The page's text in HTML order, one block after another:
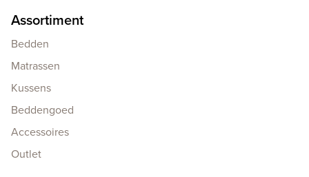
Assortiment
Bedden
Matrassen
Kussens
Beddengoed
Accessoires
Outlet